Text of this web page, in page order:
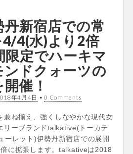
丹新宿店での常
4(水)より2倍
限定でハーキマ
ドクォーツの
催！
年4月4日 •0 Comments
兼ね揃え、強くしなやかな現代女
リーブランドtalkative(トーカテ
ーレット)伊勢丹新宿店での展開
に拡張します。talkativeは2018